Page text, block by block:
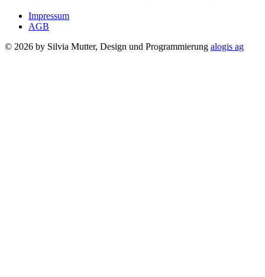
Impressum
AGB
© 2026 by Silvia Mutter, Design und Programmierung alogis ag